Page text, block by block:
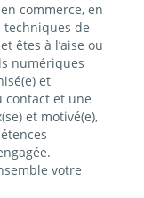
commerce, en
techniques de
êtes à l’aise ou
numériques
et
contact et une
et motivé(e),
votre